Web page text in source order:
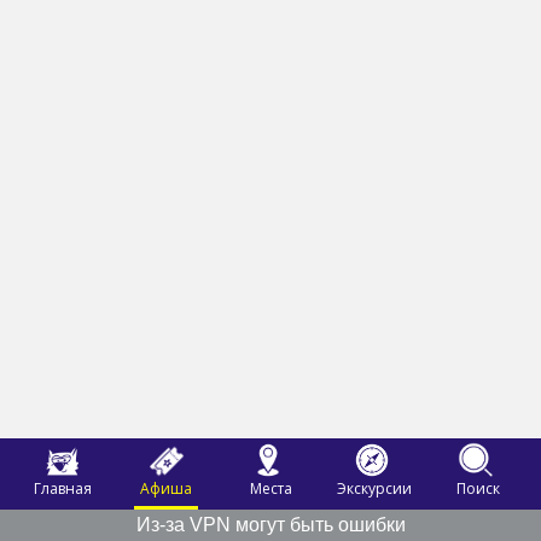
Главная Афиша Места Экскурсии
Поиск
Из-за VPN могут быть ошибки